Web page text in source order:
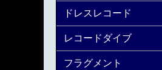
ドレスレコード
レコードダイブ
フラグメント